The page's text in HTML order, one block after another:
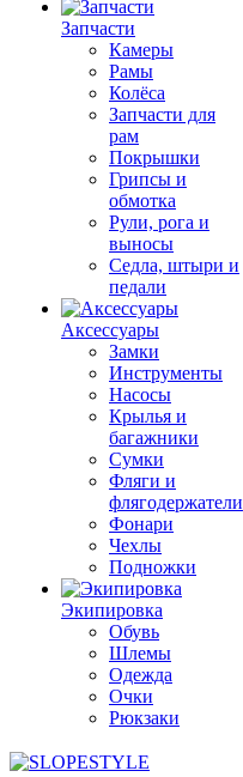
Запчасти
Камеры
Рамы
Колёса
Запчасти для
рам
Покрышки
Грипсы и
обмотка
Рули, рога и
выносы
Седла, штыри и
педали
Аксессуары
Замки
Инструменты
Насосы
Крылья и
багажники
Сумки
Фляги и
флягодержатели
Фонари
Чехлы
Подножки
Экипировка
Обувь
Шлемы
Одежда
Очки
Рюкзаки